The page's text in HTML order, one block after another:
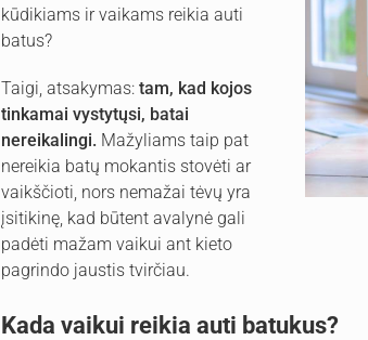
kūdikiams ir vaikams reikia auti
batus?
Taigi, atsakymas: tam, kad kojos
tinkamai vystytųsi, batai
nereikalingi. Mažyliams taip pat
nereikia batų mokantis stovėti ar
vaikščioti, nors nemažai tėvų yra
įsitikinę, kad būtent avalynė gali
padėti mažam vaikui ant kieto
pagrindo jaustis tvirčiau.
Kada vaikui reikia auti batukus?